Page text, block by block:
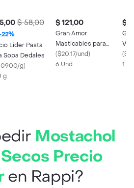
$ 58,00
22%
Líder Pasta
Sopa Dedales
g)
g
$ 121,00
Gran Amor
Masticables para
Perro
($20.17/und)
6 Und
$
(
1 L
Mostachol
Precio
en Rappi?